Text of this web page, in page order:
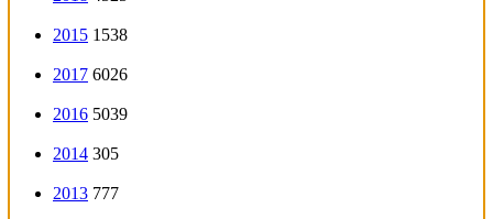
2015 1538
2017 6026
2016 5039
2014 305
2013 777